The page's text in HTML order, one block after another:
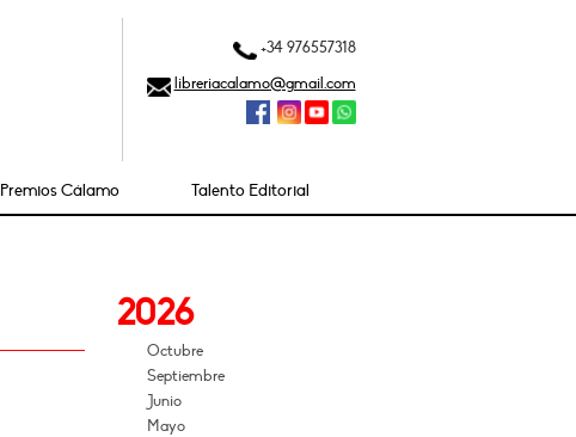
+34 976557318
libreriacalamo@gmail.com
Premios Cálamo Talento Editorial
2026
Octubre
Septiembre
Junio
Mayo